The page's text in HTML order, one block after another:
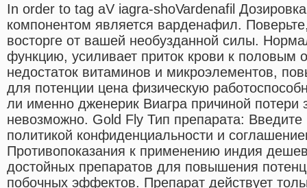
In order to tag aV iagra-shoVardenafil
компонентом является варденафил.
восторге от вашей необузданной силы.
функцию, усиливает приток крови к половым
недостаток витаминов и микроэлементов,
для потенции цена физическую
ли именно дженерик Виагра причиной потери
невозможно. Gold Fly Тип препарата:
политикой конфиденциальности и
Противопоказания к применению индия
достойных препаратов для повышения
побочных эффектов. Препарат действует